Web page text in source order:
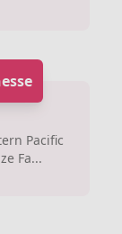
Pacific
Fa...